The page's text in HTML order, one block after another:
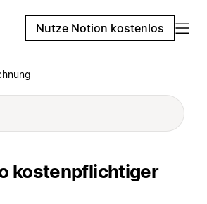
Nutze Notion kostenlos
kostenpflichtiger